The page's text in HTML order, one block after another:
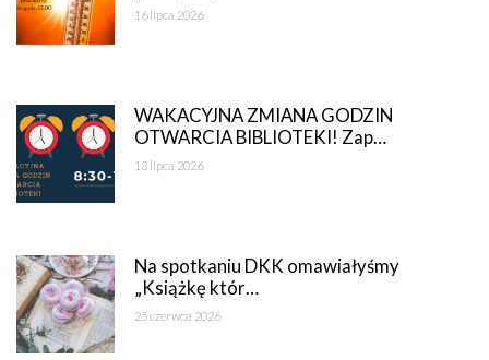
16 lipca 2026
WAKACYJNA ZMIANA GODZIN
OTWARCIA BIBLIOTEKI! Zap…
13 lipca 2026
Na spotkaniu DKK omawiałyśmy
„Książkę któr…
25 czerwca 2026